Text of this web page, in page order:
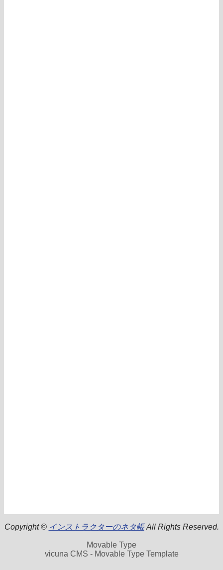
Copyright © インストラクターのネタ帳All Rights Reserved.
Movable Type
vicuna CMS - Movable Type Template